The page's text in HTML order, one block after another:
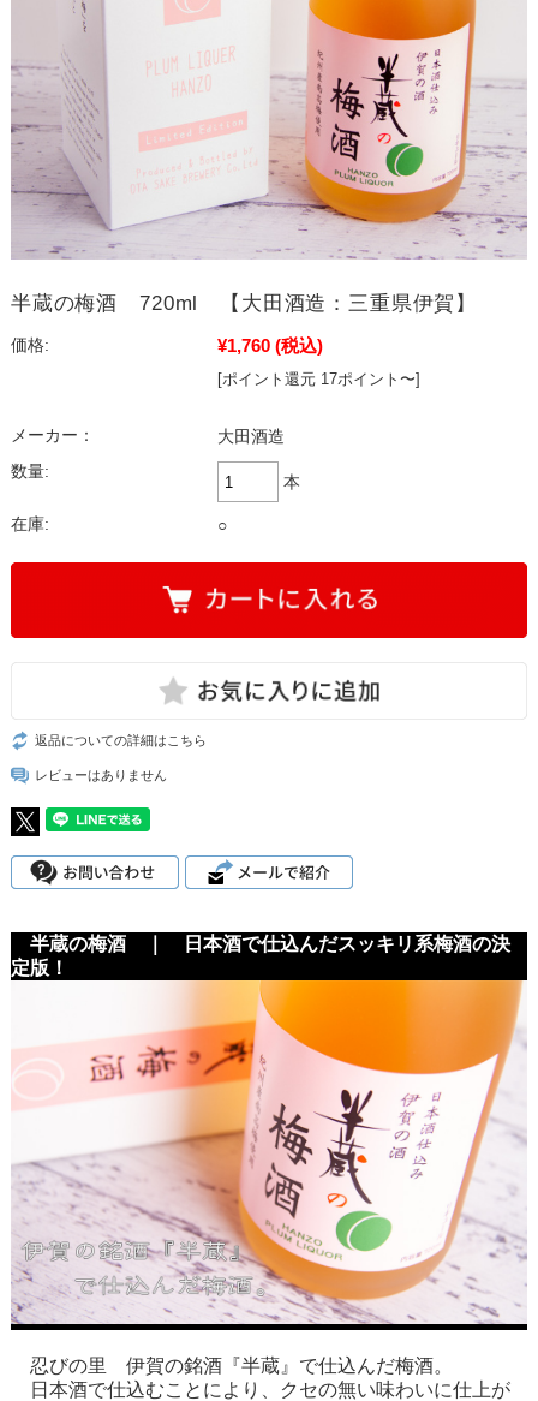
半蔵の梅酒 720ml 【大田酒造：三重県伊賀】
価格: ¥1,760 (税込)
[ポイント還元 17ポイント〜]
メーカー：
大田酒造
数量:
本
在庫: ○
返品についての詳細はこちら
レビューはありません
半蔵の梅酒 ｜ 日本酒で仕込んだスッキリ系梅酒の決
定版！
忍びの里 伊賀の銘酒『半蔵』で仕込んだ梅酒。
日本酒で仕込むことにより、クセの無い味わいに仕上が